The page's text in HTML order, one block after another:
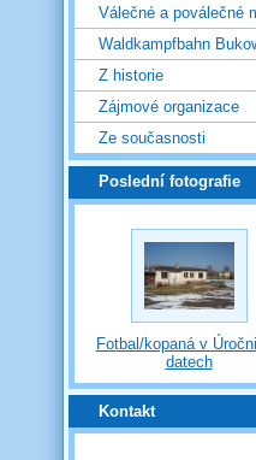
Válečné a poválečné
Waldkampfbahn
Z historie
Zájmové organizace
Ze současnosti
Poslední fotografie
Fotbal/kopaná v
datech
Kontakt